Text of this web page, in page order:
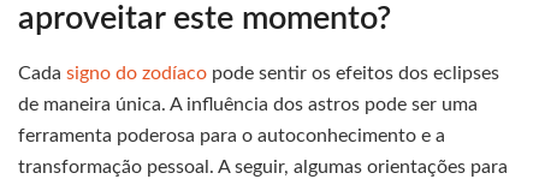
aproveitar este momento?
Cada signo do zodíaco pode sentir os efeitos dos eclipses
de maneira única. A influência dos astros pode ser uma
ferramenta poderosa para o autoconhecimento e a
transformação pessoal. A seguir, algumas orientações para